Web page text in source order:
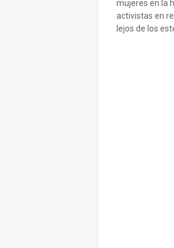
mujeres en la
activistas en
lejos de los